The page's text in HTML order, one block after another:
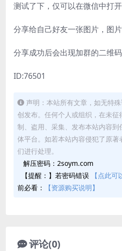
测试了下，仅可以在微信中打开
分享给自己好友一张图片，图
分享成功后会出现加群的二维
ID:76501
声明：本站所有文章，如无特
创发布。任何个人或组织，在未征
制、盗用、采集、发布本站内容
体平台。如若本站内容侵犯了原
们进行处理。
解压密码：2soym.com
【提醒：】若密码错误
【点此可
前必看：
【资源购买说明】
评论(0)